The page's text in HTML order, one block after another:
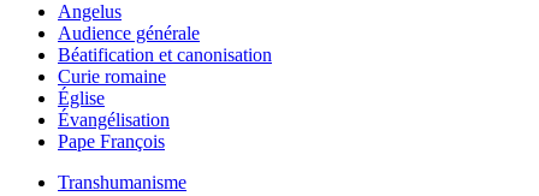
Angelus
Audience générale
Béatification et canonisation
Curie romaine
Église
Évangélisation
Pape François
Transhumanisme